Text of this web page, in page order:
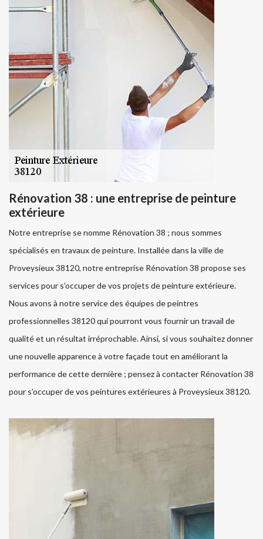
Rénovation 38 : une entreprise de peinture
extérieure
Notre entreprise se nomme Rénovation 38 ; nous sommes
spécialisés en travaux de peinture. Installée dans la ville de
Proveysieux 38120, notre entreprise Rénovation 38 propose ses
services pour s’occuper de vos projets de peinture extérieure.
Nous avons à notre service des équipes de peintres
professionnelles 38120 qui pourront vous fournir un travail de
qualité et un résultat irréprochable. Ainsi, si vous souhaitez donner
une nouvelle apparence à votre façade tout en améliorant la
performance de cette dernière ; pensez à contacter Rénovation 38
pour s’occuper de vos peintures extérieures à Proveysieux 38120.